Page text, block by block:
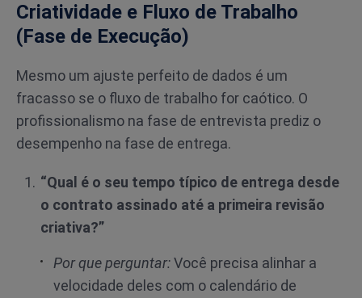
Criatividade e Fluxo de Trabalho
(Fase de Execução)
Mesmo um ajuste perfeito de dados é um
fracasso se o fluxo de trabalho for caótico. O
profissionalismo na fase de entrevista prediz o
desempenho na fase de entrega.
“Qual é o seu tempo típico de entrega desde
o contrato assinado até a primeira revisão
criativa?”
Por que perguntar:Você precisa alinhar a
velocidade deles com o calendário de